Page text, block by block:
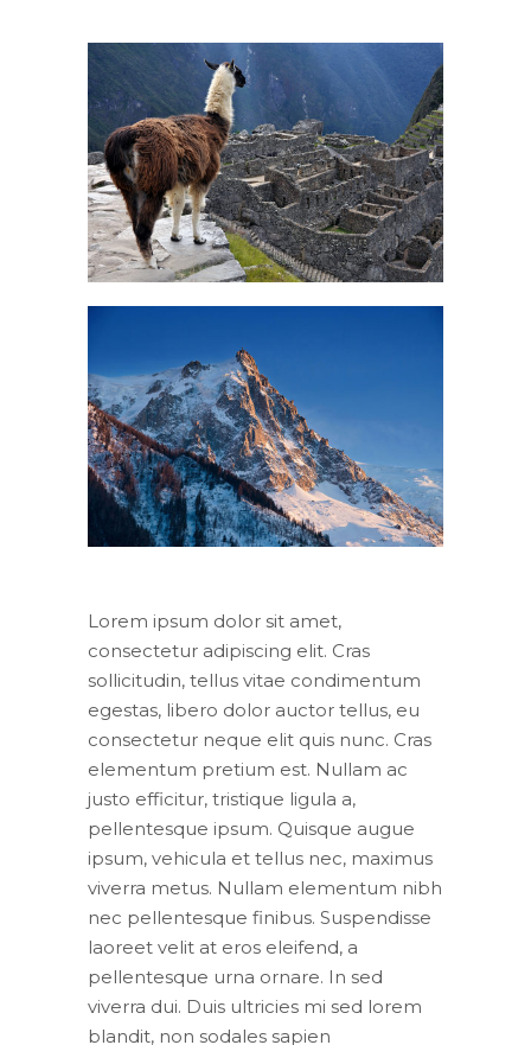
Lorem ipsum dolor sit amet,
consectetur adipiscing elit. Cras
sollicitudin, tellus vitae condimentum
egestas, libero dolor auctor tellus, eu
consectetur neque elit quis nunc. Cras
elementum pretium est. Nullam ac
justo efficitur, tristique ligula a,
pellentesque ipsum. Quisque augue
ipsum, vehicula et tellus nec, maximus
viverra metus. Nullam elementum nibh
nec pellentesque finibus. Suspendisse
laoreet velit at eros eleifend, a
pellentesque urna ornare. In sed
viverra dui. Duis ultricies mi sed lorem
blandit, non sodales sapien